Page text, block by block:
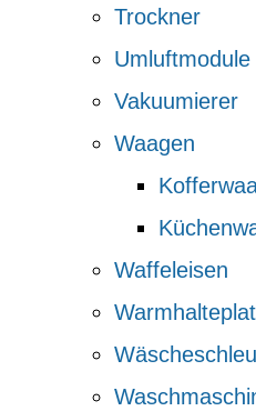
Trockner
Umluftmodule
Vakuumierer
Waagen
Waffeleisen